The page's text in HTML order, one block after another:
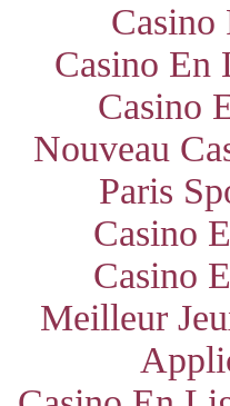
Casino
Casino En
Casino
Nouveau
Paris
Casino
Casino
Meilleur